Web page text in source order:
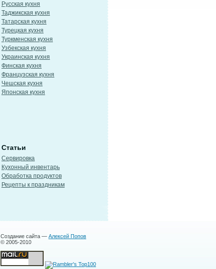
Русская кухня
Таджикская кухня
Татарская кухня
Турецкая кухня
Туркменская кухня
Узбекская кухня
Украинская кухня
Финская кухня
Французская кухня
Чешская кухня
Японская кухня
Статьи
Сервировка
Кухонный инвентарь
Обработка продуктов
Рецепты к праздникам
Создание сайта — Алексей Попов
© 2005-2010